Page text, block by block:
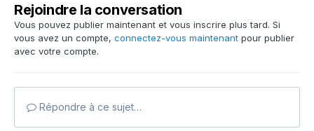
Rejoindre la conversation
Vous pouvez publier maintenant et vous inscrire plus tard. Si
vous avez un compte, connectez-vous maintenant pour publier
avec votre compte.
Répondre à ce sujet…